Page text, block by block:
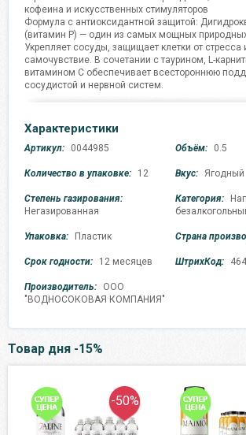
кофеина и искусственных стимуляторов
Формула с антиоксидантной защитой:
(витамин P) — один из самых мощных
Укрепляет сосуды, защищает клетки от
самочувствие. В сочетании с таурином, L-
витамином С обеспечивает всестороннюю
сосудистой и нервной систем.
Характеристики
Артикул: 0044985 Объём: 0.5
Количество в упаковке: 12 Вкус: Ягодный
Степень газирования:
Негазированная
Категория:
Упаковка: Пластик Страна
Срок годности: 12 месяцев ШтрихКод:
Производитель:
ООО
"ВОДНОСОКОВАЯ КОМПАНИЯ"
Товар дня -15%
-50%